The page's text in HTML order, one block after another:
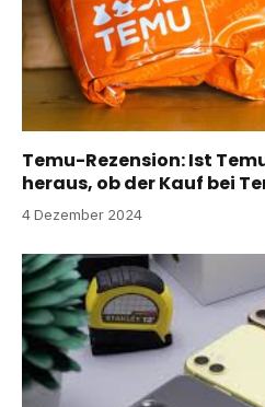
Temu-Rezension: Ist
heraus, ob der Kauf bei
4 Dezember 2024